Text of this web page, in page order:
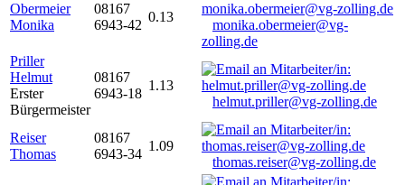
Obermeier
Monika
08167
6943-42
0.13
monika.obermeier@vg-
zolling.de
Priller
Helmut
Erster
Bürgermeister
08167
6943-18
1.13
helmut.priller@vg-zolling.de
Reiser
Thomas
08167
6943-34
1.09
thomas.reiser@vg-zolling.de